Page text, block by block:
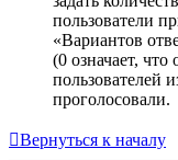
пользователи
«Вариантов
(0 означает,
пользователей
проголосовали.
Вернуться к началу